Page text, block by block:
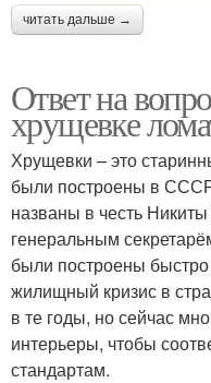
читать дальше →
Ответ на
хрущевке
Хрущевки – это
были построены в
названы в честь
генеральным
были построены
жилищный кризис в
в те годы, но сейчас
интерьеры, чтобы
стандартам.